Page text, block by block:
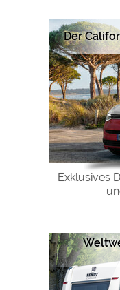
Der
Exklusives